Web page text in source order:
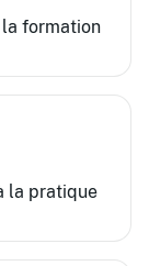
formation
la pratique